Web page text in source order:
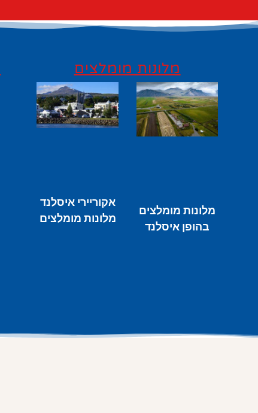
מלונות מומלצים
מלונות מומלצים
בהופן איסלנד
אקוריירי איסלנד
מלונות מומלצים